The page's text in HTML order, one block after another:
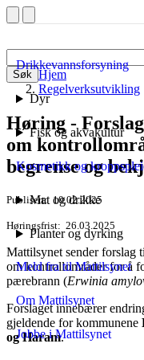
Søk
Drikkevannsforsyning
Dyr
Fisk og akvakultur
Kosmetikk og
Mat og drikke
Planter og dyrking
Meld fra til Mattilsynet
Om Mattilsynet
Jobbe i Mattilsynet
Hjem
Regelverksutvikling
Høring -
om
begrense og
Publisert 10.02.2025
Høringsfrist 26.03.2025
Mattilsynet sender forslag
om kontrollområder for å
pærebrann (Erwinia
Forslaget innebærer
gjeldende for kommunene
og Haram.